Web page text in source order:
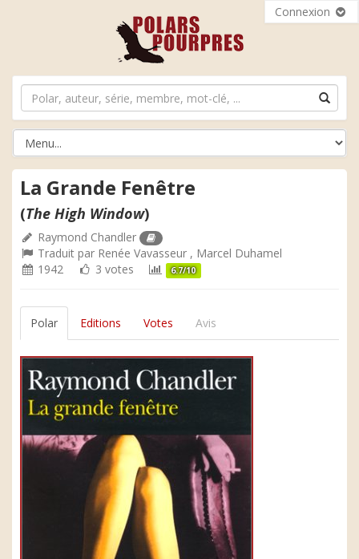
Connexion
La Grande Fenêtre
(The High Window)
Raymond Chandler
Traduit par Renée Vavasseur , Marcel Duhamel
1942
3 votes 6.7/10
Polar Editions Votes Avis